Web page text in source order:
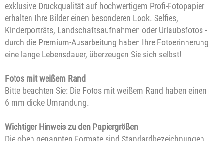
exklusive Druckqualität auf hochwertigem Profi-Fotopapier
erhalten Ihre Bilder einen besonderen Look. Selfies,
Kinderporträts, Landschaftsaufnahmen oder Urlaubsfotos -
durch die Premium-Ausarbeitung haben Ihre Fotoerinnerung
eine lange Lebensdauer, überzeugen Sie sich selbst!
Fotos mit weißem Rand
Bitte beachten Sie: Die Fotos mit weißem Rand haben einen
6 mm dicke Umrandung.
Wichtiger Hinweis zu den Papiergrößen
Die oben genannten Formate sind Standardbezeichnungen,